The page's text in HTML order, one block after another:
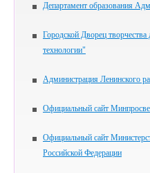
Департамент образования
Городской Дворец
технологии"
Администрация Ленинского
Официальный сайт
Официальный сайт
Российской Федерации